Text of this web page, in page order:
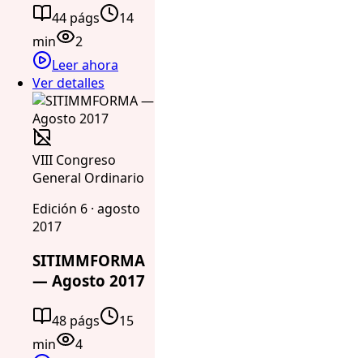
44 págs
14
min
2
Leer ahora
Ver detalles
VIII Congreso
General Ordinario
Edición 6 · agosto
2017
SITIMMFORMA
— Agosto 2017
48 págs
15
min
4